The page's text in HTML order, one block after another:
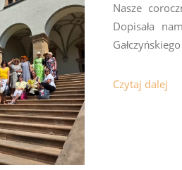
Nasze
Dopisała
Czytaj dalej